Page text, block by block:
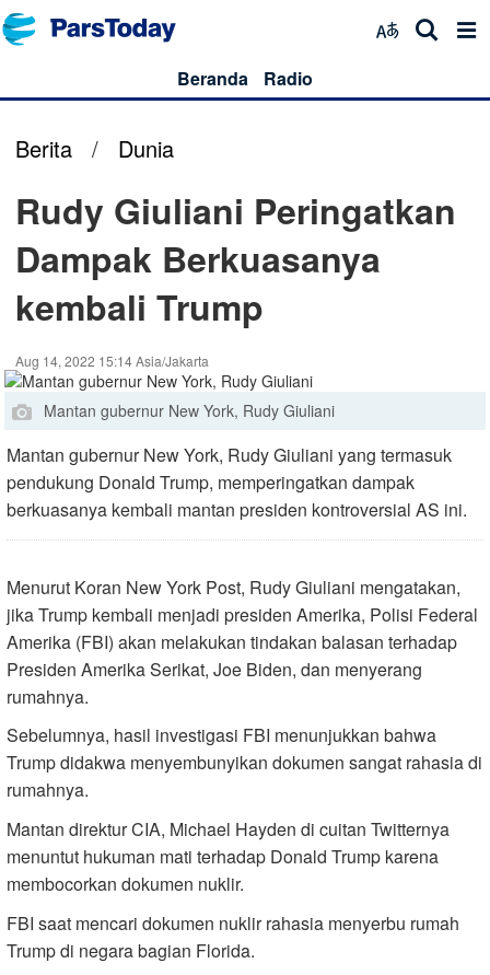
Beranda Radio
Berita / Dunia
Rudy Giuliani Peringatkan
Dampak Berkuasanya
kembali Trump
Aug 14, 2022 15:14 Asia/Jakarta
Mantan gubernur New York, Rudy Giuliani
Mantan gubernur New York, Rudy Giuliani yang termasuk
pendukung Donald Trump, memperingatkan dampak
berkuasanya kembali mantan presiden kontroversial AS ini.
Menurut Koran New York Post, Rudy Giuliani mengatakan,
jika Trump kembali menjadi presiden Amerika, Polisi Federal
Amerika (FBI) akan melakukan tindakan balasan terhadap
Presiden Amerika Serikat, Joe Biden, dan menyerang
rumahnya.
Sebelumnya, hasil investigasi FBI menunjukkan bahwa
Trump didakwa menyembunyikan dokumen sangat rahasia di
rumahnya.
Mantan direktur CIA, Michael Hayden di cuitan Twitternya
menuntut hukuman mati terhadap Donald Trump karena
membocorkan dokumen nuklir.
FBI saat mencari dokumen nuklir rahasia menyerbu rumah
Trump di negara bagian Florida.